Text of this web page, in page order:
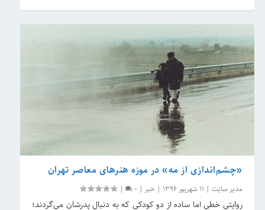
«چشم‌اندازی از مه» در موزه هنرهای معاصر تهران
مدیر سایت | 11 شهریور 1396 | خبر |
0
|
روایتی خطی اما ساده از دو کودکی که به دنبال پدرشان می‌گردند؛